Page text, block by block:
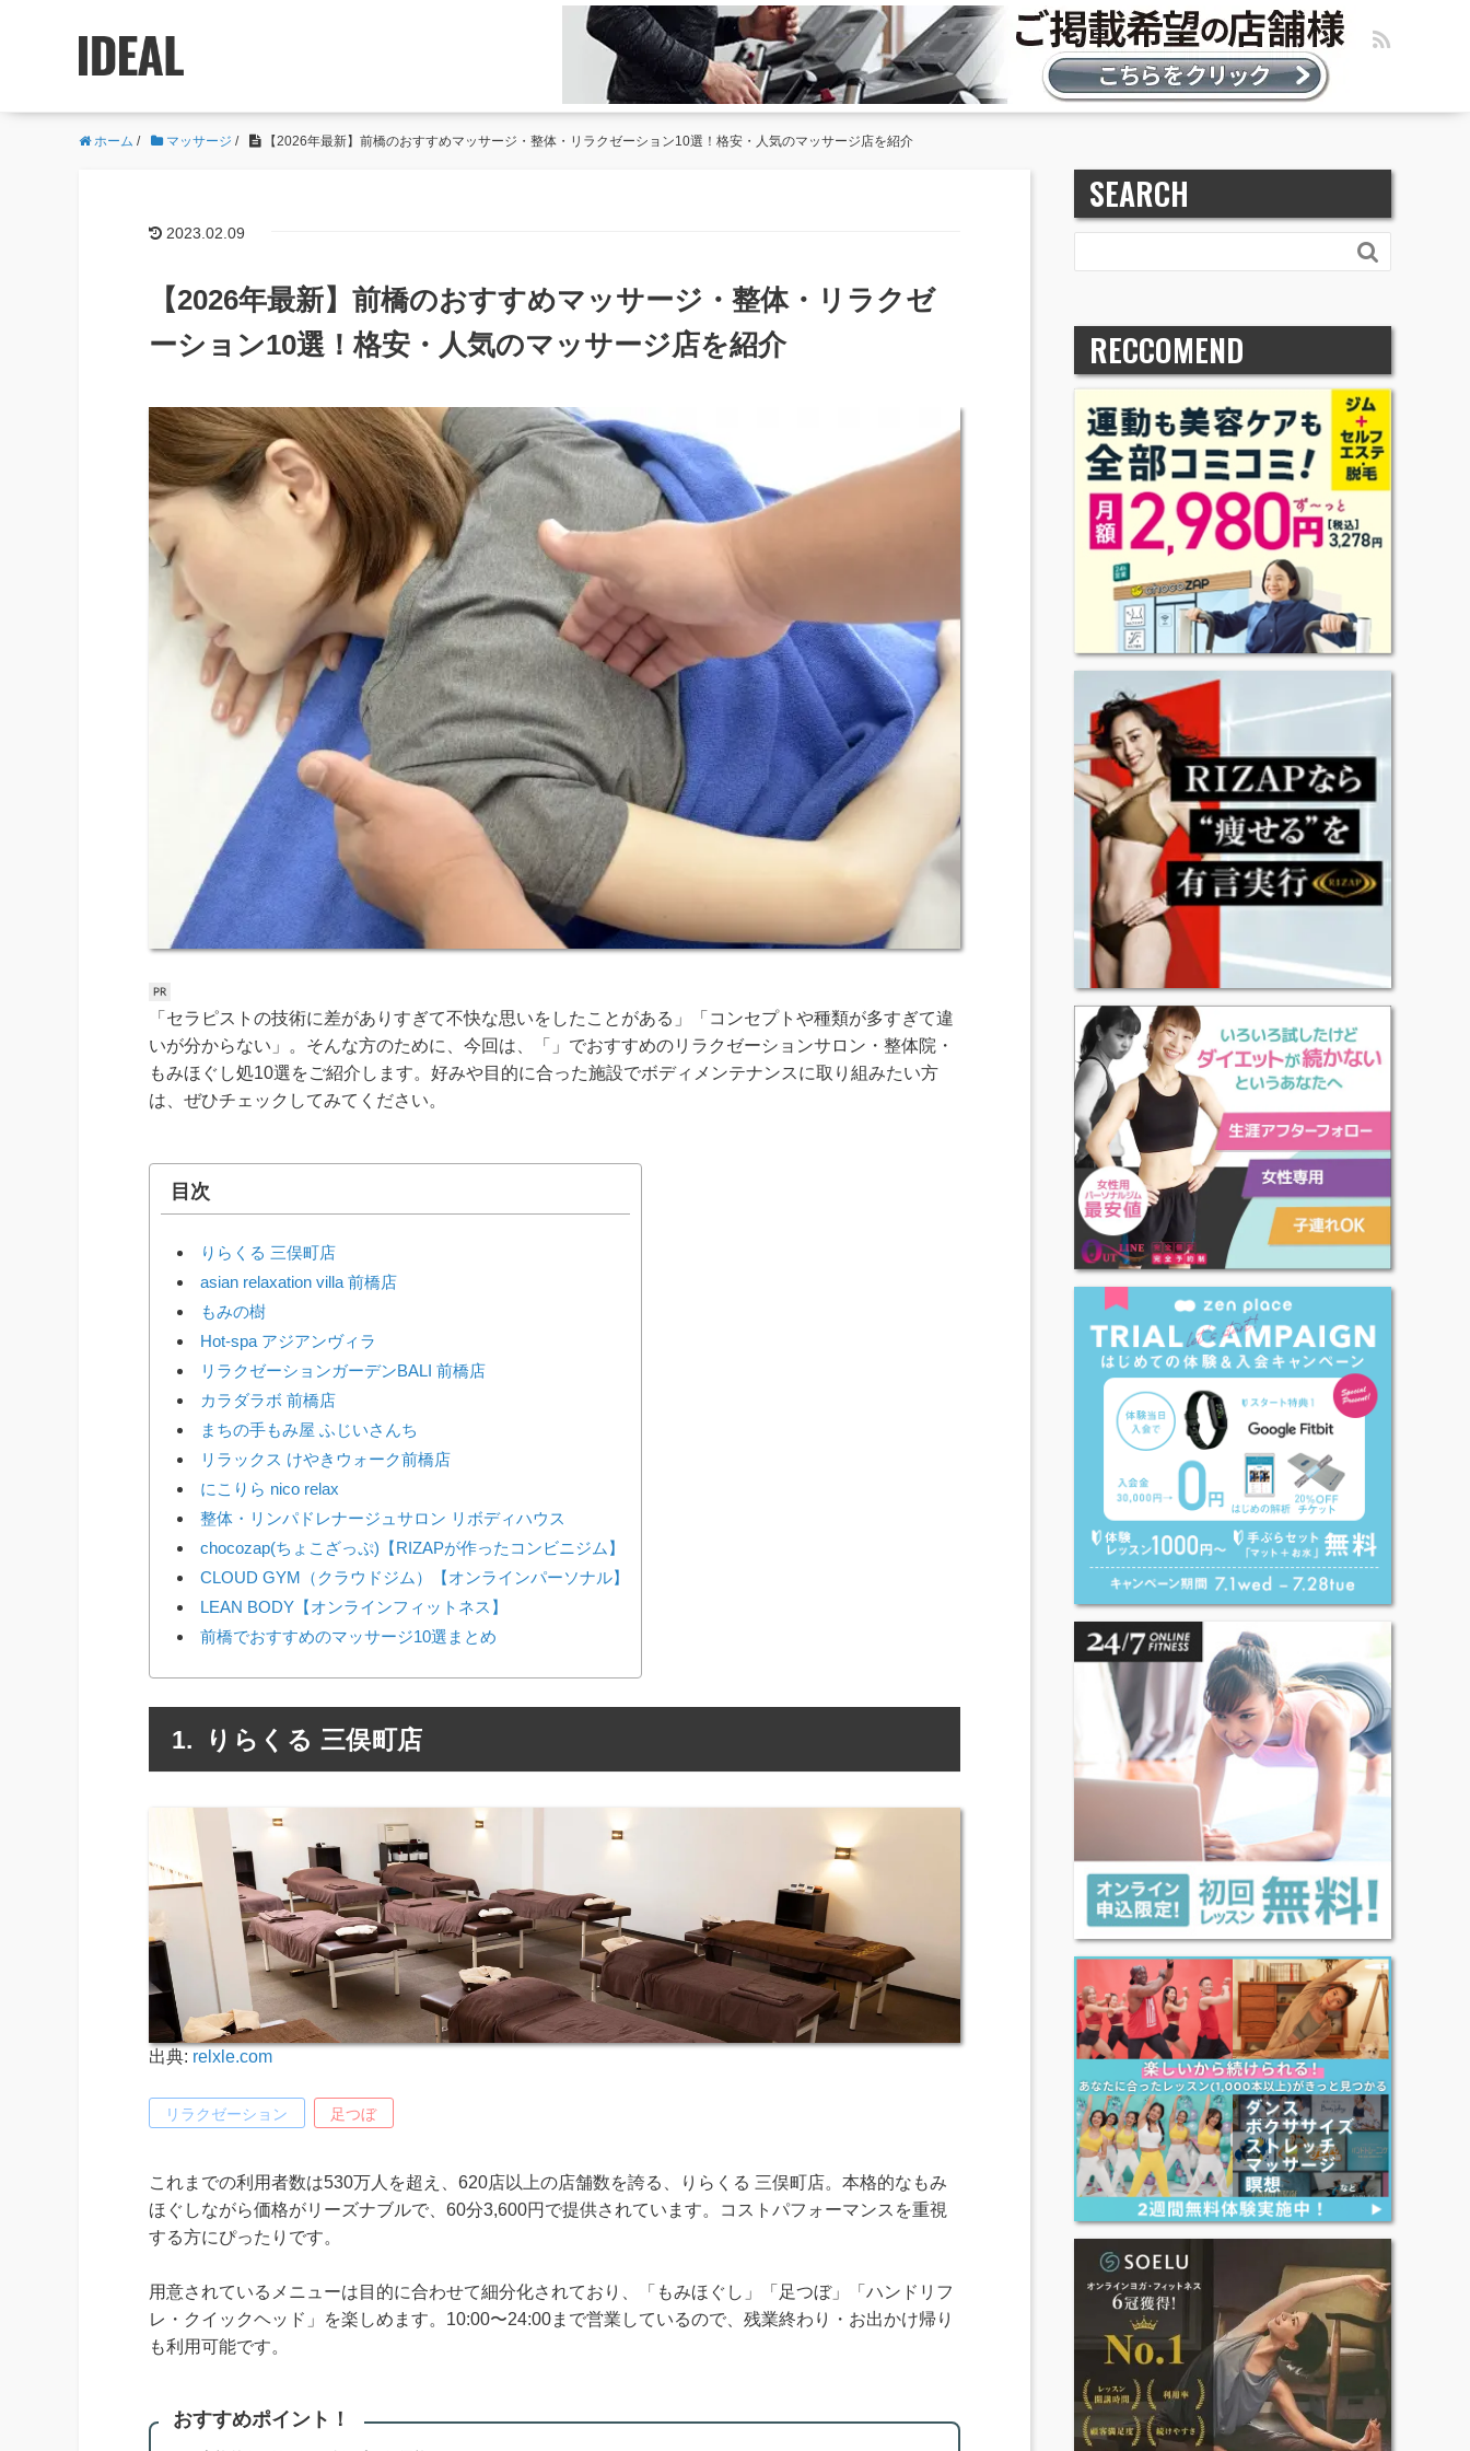
ホーム / マッサージ / 【2026年最新】前橋のおすすめマッサージ・整体・リラクゼーション10選！格安・人気のマッサージ店を紹介
2023.02.09
【2026年最新】前橋のおすすめマッサージ・整体・リラクゼ
ーション10選！格安・人気のマッサージ店を紹介
「セラピストの技術に差がありすぎて不快な思いをしたことがある」「コンセプトや種類が多すぎて違
いが分からない」。そんな方のために、今回は、「」でおすすめのリラクゼーションサロン・整体院・
もみほぐし処10選をご紹介します。好みや目的に合った施設でボディメンテナンスに取り組みたい方
は、ぜひチェックしてみてください。
目次
りらくる 三俣町店
asian relaxation villa 前橋店
もみの樹
Hot-spa アジアンヴィラ
リラクゼーションガーデンBALI 前橋店
カラダラボ 前橋店
まちの手もみ屋 ふじいさんち
リラックス けやきウォーク前橋店
にこりら nico relax
整体・リンパドレナージュサロン リボディハウス
chocozap(ちょこざっぷ)【RIZAPが作ったコンビニジム】
CLOUD GYM（クラウドジム）【オンラインパーソナル】
LEAN BODY【オンラインフィットネス】
前橋でおすすめのマッサージ10選まとめ
りらくる 三俣町店
出典: relxle.com
リラクゼーション 足つぼ
これまでの利用者数は530万人を超え、620店以上の店舗数を誇る、りらくる 三俣町店。本格的なもみ
ほぐしながら価格がリーズナブルで、60分3,600円で提供されています。コストパフォーマンスを重視
する方にぴったりです。
用意されているメニューは目的に合わせて細分化されており、「もみほぐし」「足つぼ」「ハンドリフ
レ・クイックヘッド」を楽しめます。10:00〜24:00まで営業しているので、残業終わり・お出かけ帰り
も利用可能です。
おすすめポイント！
SEARCH

RECCOMEND